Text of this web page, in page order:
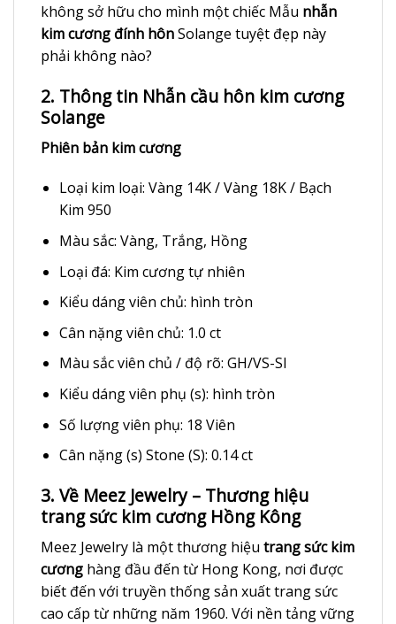
không sở hữu cho mình một chiếc Mẫu nhẫn
kim cương đính hônSolange tuyệt đẹp này
phải không nào?
2. Thông tin Nhẫn cầu hôn kim cương
Solange
Phiên bản kim cương
Loại kim loại: Vàng 14K / Vàng 18K / Bạch
Kim 950
Màu sắc: Vàng, Trắng, Hồng
Loại đá: Kim cương tự nhiên
Kiểu dáng viên chủ: hình tròn
Cân nặng viên chủ: 1.0 ct
Màu sắc viên chủ / độ rõ: GH/VS-SI
Kiểu dáng viên phụ (s): hình tròn
Số lượng viên phụ: 18 Viên
Cân nặng (s) Stone (S): 0.14 ct
3. Về Meez Jewelry – Thương hiệu
trang sức kim cương Hồng Kông
Meez Jewelry là một thương hiệu trang sức kim
cương hàng đầu đến từ Hong Kong, nơi được
biết đến với truyền thống sản xuất trang sức
cao cấp từ những năm 1960. Với nền tảng vững